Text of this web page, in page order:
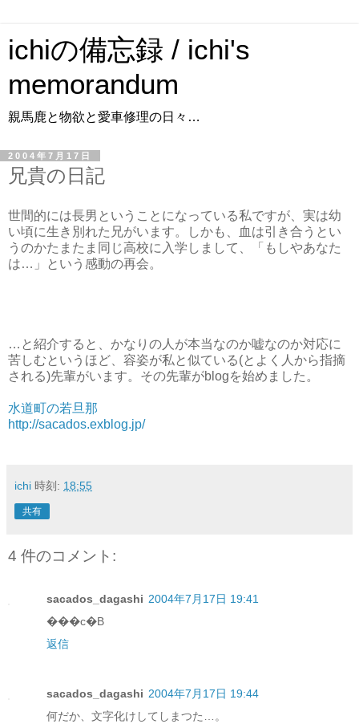
ichiの備忘録 / ichi's
memorandum
親馬鹿と物欲と愛車修理の日々…
2004年7月17日
兄貴の日記
世間的には長男ということになっている私ですが、実は幼
い頃に生き別れた兄がいます。しかも、血は引き合うとい
うのかたまたま同じ高校に入学しまして、「もしやあなた
は…」という感動の再会。
…と紹介すると、かなりの人が本当なのか嘘なのか対応に
苦しむというほど、容姿が私と似ている(とよく人から指摘
される)先輩がいます。その先輩がblogを始めました。
水道町の若旦那
http://sacados.exblog.jp/
ichi 時刻: 18:55
共有
4 件のコメント:
sacados_dagashi 2004年7月17日 19:41
���c�B
返信
sacados_dagashi 2004年7月17日 19:44
何だか、文字化けしてしまつた…。